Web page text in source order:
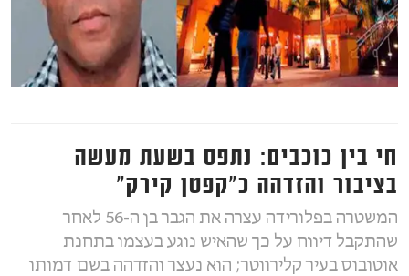
חי בין כוכבים: נתפס בשעת מעשה
בציבור והזדהה כ"קפטן קירק"
המשטרה בפלורידה עצרה את הגבר בן ה-56 לאחר
שהתקבל דיווח על כך שהאיש נוגע בעצמו בתחנת
אוטובוס בעיר קלירווטר; הוא נעצר והזדהה בשם דמותו